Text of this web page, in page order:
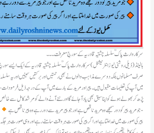
سرکار وارث پاک ؒ سلسلہ چشتیہ قادریہ کے سورجِ معرفت ۔۔۔
ہالینڈ(ڈیلی روشنی نیوز انٹرنیشنل )سرکار وارث پاک ؒ سلسلہ چشتیہ قادریہ کے ایک ایسے
صرف مسلمانوں بلکہ دوسرے مذاہب والوں نے بھی رحمتیں اور برکتیں سمیٹیں اور یہ
میں آپ کی تعلیمات مقبول ہیں۔ پیر اور مرید کے بارے میں آپ کے درجہ ذیل فرمودات
پڑھ کر بھولے ہوئے کو اپنا سبق بھی یاد آجائے گا اور نئے آنے والے کو مرشد کامل سے
جو مرید پیر کو دور سمجھے وہ مرید ناقص ہے اور جو پیر مرید سے دور رہے وہ پیر ناقص ہے-
پیر کی صورت میں خدا ملتا ہے اور اگر پیر کی صورت ہر وقت سامنے رہے اور وہی صورت ہر جگہ